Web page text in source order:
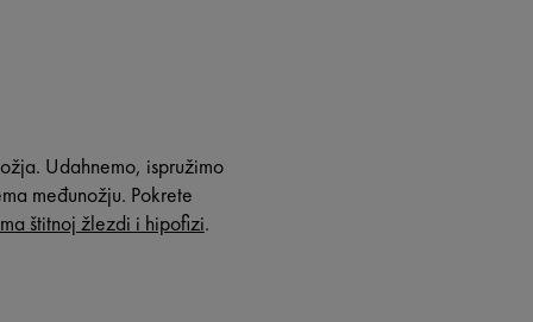
Udahnemo, ispružimo
međunožju. Pokrete
štitnoj žlezdi i hipofizi.